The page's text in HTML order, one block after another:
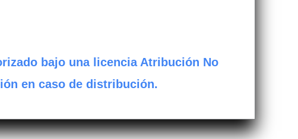
bajo una licencia Atribución No
en caso de distribución.